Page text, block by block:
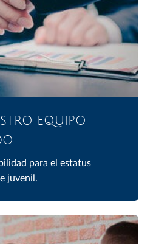
EQUIPO
para el estatus
juvenil.